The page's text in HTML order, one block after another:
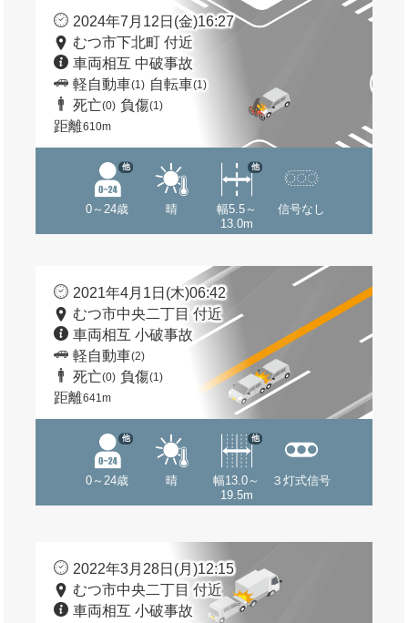
2024年7月12日(金)16:27
むつ市下北町 付近
車両相互 中破事故
軽自動車(1) 自転車(1)
死亡(0) 負傷(1)
距離610m
0～24歳
他
晴
幅5.5～
13.0m
他
信号なし
2021年4月1日(木)06:42
むつ市中央二丁目 付近
車両相互 小破事故
軽自動車(2)
死亡(0) 負傷(1)
距離641m
0～24歳
他
晴
幅13.0～
19.5m
他
３灯式信号
2022年3月28日(月)12:15
むつ市中央二丁目 付近
車両相互 小破事故